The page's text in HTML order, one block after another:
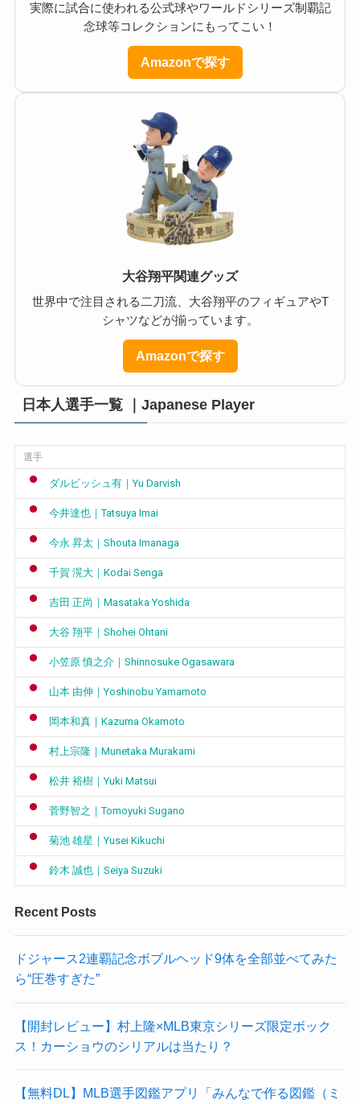
実際に試合に使われる公式球やワールドシリーズ制覇記
念球等コレクションにもってこい！
Amazonで探す
大谷翔平関連グッズ
世界中で注目される二刀流、大谷翔平のフィギュアやT
シャツなどが揃っています。
Amazonで探す
日本人選手一覧 ｜Japanese Player
選手
ダルビッシュ有｜Yu Darvish
今井達也｜Tatsuya Imai
今永 昇太｜Shouta Imanaga
千賀 滉大｜Kodai Senga
吉田 正尚｜Masataka Yoshida
大谷 翔平｜Shohei Ohtani
小笠原 慎之介｜Shinnosuke Ogasawara
山本 由伸｜Yoshinobu Yamamoto
岡本和真｜Kazuma Okamoto
村上宗隆｜Munetaka Murakami
松井 裕樹｜Yuki Matsui
菅野智之｜Tomoyuki Sugano
菊池 雄星｜Yusei Kikuchi
鈴木 誠也｜Seiya Suzuki
Recent Posts
ドジャース2連覇記念ボブルヘッド9体を全部並べてみた
ら“圧巻すぎた”
【開封レビュー】村上隆×MLB東京シリーズ限定ボック
ス！カーショウのシリアルは当たり？
【無料DL】MLB選手図鑑アプリ「みんなで作る図鑑（ミ